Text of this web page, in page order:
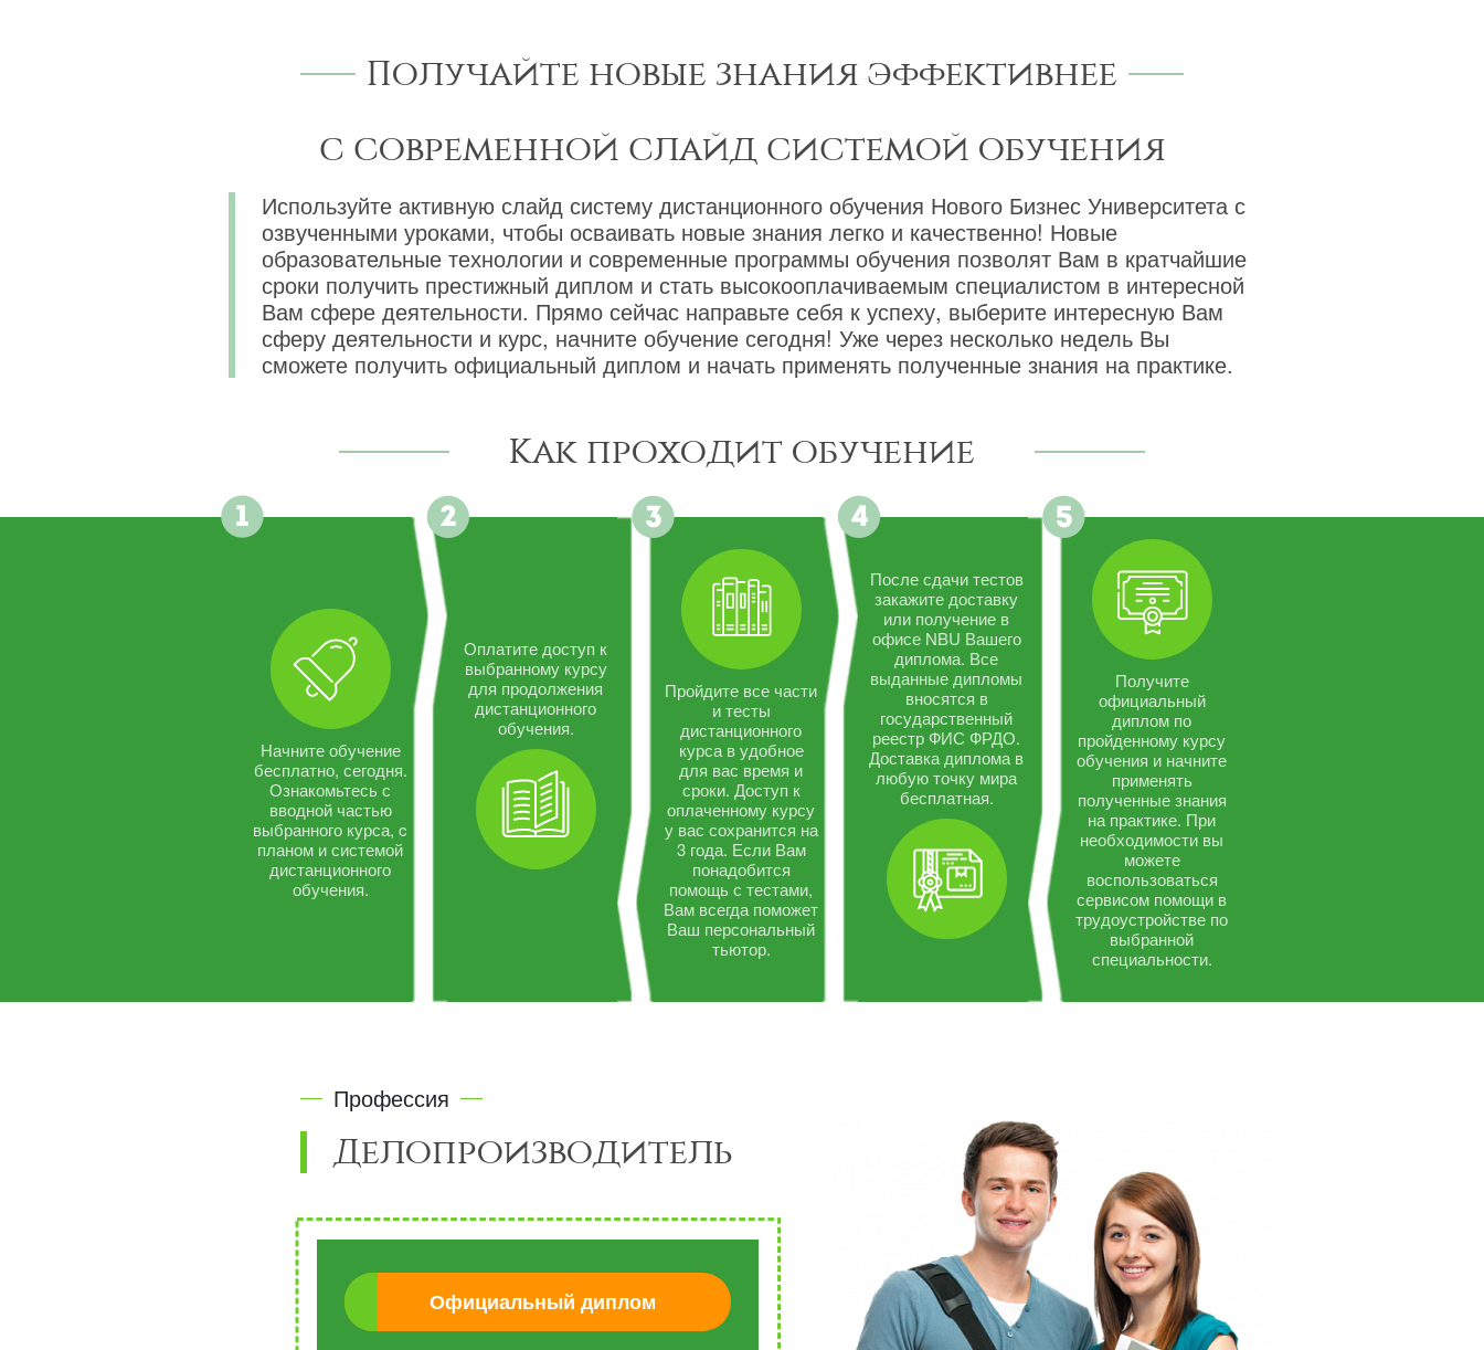
Получайте новые знания эффективнее
с современной слайд системой обучения
Используйте активную слайд систему дистанционного обучения Нового Бизнес Университета с
озвученными уроками, чтобы осваивать новые знания легко и качественно! Новые
образовательные технологии и современные программы обучения позволят Вам в кратчайшие
сроки получить престижный диплом и стать высокооплачиваемым специалистом в интересной
Вам сфере деятельности. Прямо сейчас направьте себя к успеху, выберите интересную Вам
сферу деятельности и курс, начните обучение сегодня! Уже через несколько недель Вы
сможете получить официальный диплом и начать применять полученные знания на практике.
Как проходит обучение
Начните обучение
бесплатно, сегодня.
Ознакомьтесь с
вводной частью
выбранного курса, c
планом и системой
дистанционного
обучения.
Оплатите доступ к
выбранному курсу
для продолжения
дистанционного
обучения.
Пройдите все части
и тесты
дистанционного
курса в удобное
для вас время и
сроки. Доступ к
оплаченному курсу
у вас сохранится на
3 года. Если Вам
понадобится
помощь с тестами,
Вам всегда поможет
Ваш персональный
тьютор.
После сдачи тестов
закажите доставку
или получение в
офисе NBU Вашего
диплома. Все
выданные дипломы
вносятся в
государственный
реестр ФИС ФРДО.
Доставка диплома в
любую точку мира
бесплатная.
Получите
официальный
диплом по
пройденному курсу
обучения и начните
применять
полученные знания
на практике. При
необходимости вы
можете
воспользоваться
сервисом помощи в
трудоустройстве по
выбранной
специальности.
Профессия
Делопроизводитель
Официальный диплом